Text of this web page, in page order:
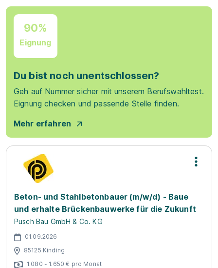
90%
Eignung
Du bist noch unentschlossen?
Geh auf Nummer sicher mit unserem Berufswahltest.
Eignung checken und passende Stelle finden.
Mehr erfahren
Beton- und Stahlbetonbauer (m/w/d) - Baue
und erhalte Brückenbauwerke für die Zukunft
Pusch Bau GmbH & Co. KG
01.09.2026
85125 Kinding
1.080 - 1.650 € pro Monat